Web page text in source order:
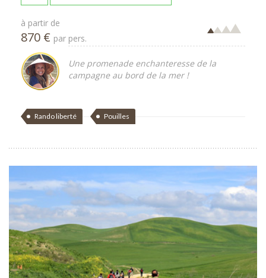
à partir de
870 € par pers.
Une promenade enchanteresse de la
campagne au bord de la mer !
Rando liberté Pouilles